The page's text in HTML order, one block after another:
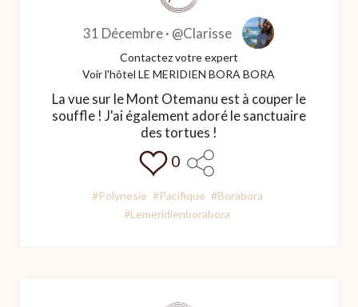
31 Décembre · @Clarisse
Contactez votre expert
Voir l'hôtel LE MERIDIEN BORA BORA
La vue sur le Mont Otemanu est à couper le
souffle ! J'ai également adoré le sanctuaire
des tortues !
0
#Polynesie #Pacifique #Borabora
#Lemeridienborabora